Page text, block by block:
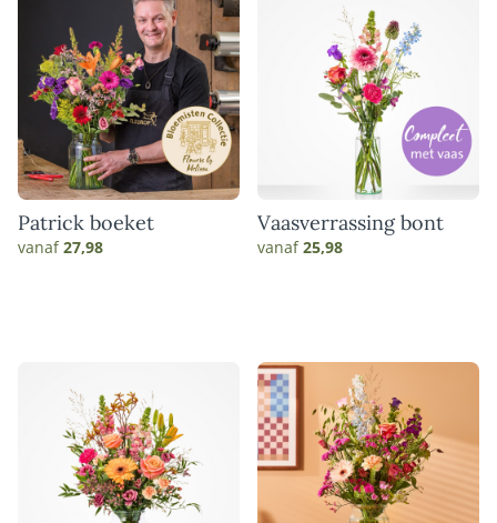
Patrick boeket
vanaf27,98
Vaasverrassing bont
vanaf25,98